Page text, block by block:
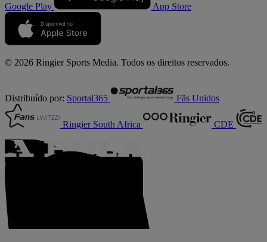
Google Play App Store
© 2026 Ringier Sports Media. Todos os direitos reservados.
Distribuído por: Sportal365 Fãs Unidos
Ringier South Africa CDE